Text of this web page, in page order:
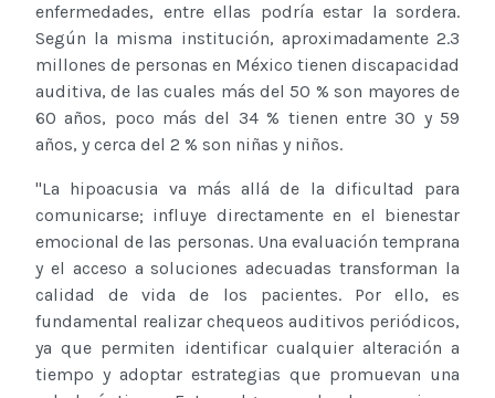
enfermedades, entre ellas podría estar la sordera.
Según la misma institución, aproximadamente 2.3
millones de personas en México tienen discapacidad
auditiva, de las cuales más del 50 % son mayores de
60 años, poco más del 34 % tienen entre 30 y 59
años, y cerca del 2 % son niñas y niños.
"La hipoacusia va más allá de la dificultad para
comunicarse; influye directamente en el bienestar
emocional de las personas. Una evaluación temprana
y el acceso a soluciones adecuadas transforman la
calidad de vida de los pacientes. Por ello, es
fundamental realizar chequeos auditivos periódicos,
ya que permiten identificar cualquier alteración a
tiempo y adoptar estrategias que promuevan una